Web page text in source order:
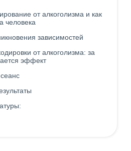
от алкоголизма и как
человека
зависимостей
от алкоголизма: за
эффект